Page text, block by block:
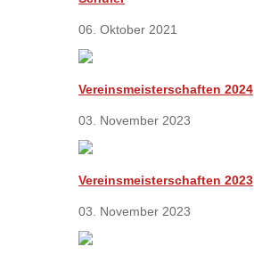
06. Oktober 2021
Vereinsmeisterschaften 2024
03. November 2023
Vereinsmeisterschaften 2023
03. November 2023